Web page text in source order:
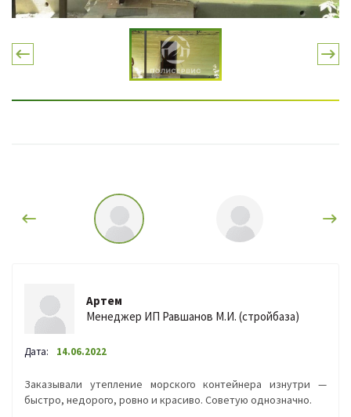
Артем
Менеджер ИП Равшанов М.И. (стройбаза)
Дата: 14.06.2022
Заказывали утепление морского контейнера изнутри —
быстро, недорого, ровно и красиво. Советую однозначно.